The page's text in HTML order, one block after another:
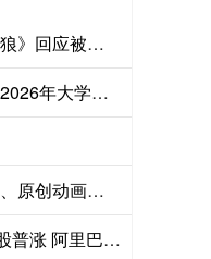
汇巨福配资 《喜羊羊与灰太狼》回应被指擦边
通昭配资 江苏科技大学举办2026年大学生江豚保护夏令营
华城融 双语课堂、科学实验、原创动画齐上阵，京港地铁安全课堂趣味开讲
中联亿配 7月28日热门中概股普涨 阿里巴巴涨2.56%，拼多多涨2.65%